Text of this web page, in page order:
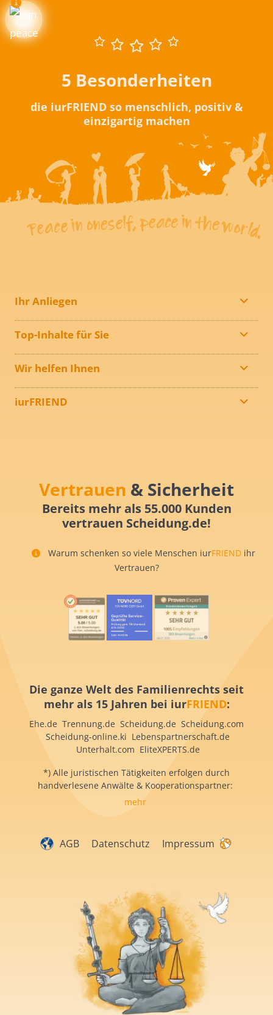
5 Besonderheiten
die iurFRIEND so menschlich, positiv &
einzigartig machen
Ihr Anliegen
Top-Inhalte für Sie
Wir helfen Ihnen
iurFRIEND
Vertrauen & Sicherheit
Bereits mehr als 55.000 Kunden
vertrauen Scheidung.de!
Warum schenken so viele Menschen iurFRIEND ihr
Vertrauen?
Die ganze Welt des Familienrechts seit
mehr als 15 Jahren bei iurFRIEND:
Ehe.de Trennung.de Scheidung.de Scheidung.com
Scheidung-online.ki Lebenspartnerschaft.de
Unterhalt.com EliteXPERTS.de
*) Alle juristischen Tätigkeiten erfolgen durch
handverlesene Anwälte & Kooperationspartner:
mehr
AGB Datenschutz Impressum